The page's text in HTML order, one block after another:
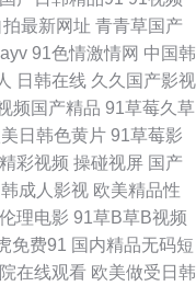
新AV在线 91黑丝 福利久草
在线 豆花自拍社区 国产午
99福利在线 成人在线网址
91社 91TS在线 91欧美色图
理论影院 91夫妻网 激情小
拍最新网址 青青草国产
91色情激情网 中国韩
日韩在线 久久国产影视
频国产精品 91草莓久草
日韩色黄片 91草莓影
彩视频 操碰视屏 国产
韩成人影视 欧美精品性
理电影 91草B草B视频
免费91 国内精品无码短
在线观看 欧美做受日韩